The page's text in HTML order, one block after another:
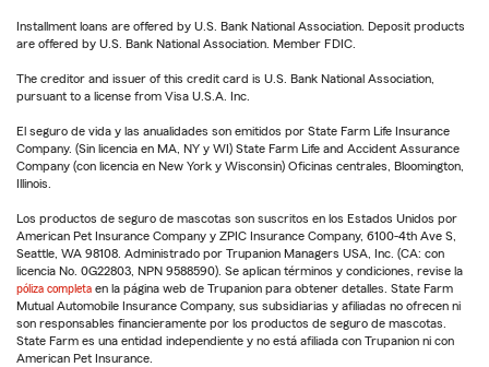
Installment loans are offered by U.S. Bank National Association. Deposit products
are offered by U.S. Bank National Association. Member FDIC.
The creditor and issuer of this credit card is U.S. Bank National Association,
pursuant to a license from Visa U.S.A. Inc.
El seguro de vida y las anualidades son emitidos por State Farm Life Insurance
Company. (Sin licencia en MA, NY y WI) State Farm Life and Accident Assurance
Company (con licencia en New York y Wisconsin) Oficinas centrales, Bloomington,
Illinois.
Los productos de seguro de mascotas son suscritos en los Estados Unidos por
American Pet Insurance Company y ZPIC Insurance Company, 6100-4th Ave S,
Seattle, WA 98108. Administrado por Trupanion Managers USA, Inc. (CA: con
licencia No. 0G22803, NPN 9588590). Se aplican términos y condiciones, revise la
póliza completa en la página web de Trupanion para obtener detalles. State Farm
Mutual Automobile Insurance Company, sus subsidiarias y afiliadas no ofrecen ni
son responsables financieramente por los productos de seguro de mascotas.
State Farm es una entidad independiente y no está afiliada con Trupanion ni con
American Pet Insurance.